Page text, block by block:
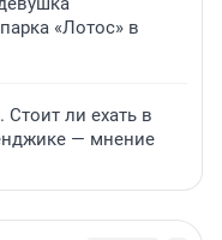
«Лотос» в
Стоит ли ехать в
— мнение